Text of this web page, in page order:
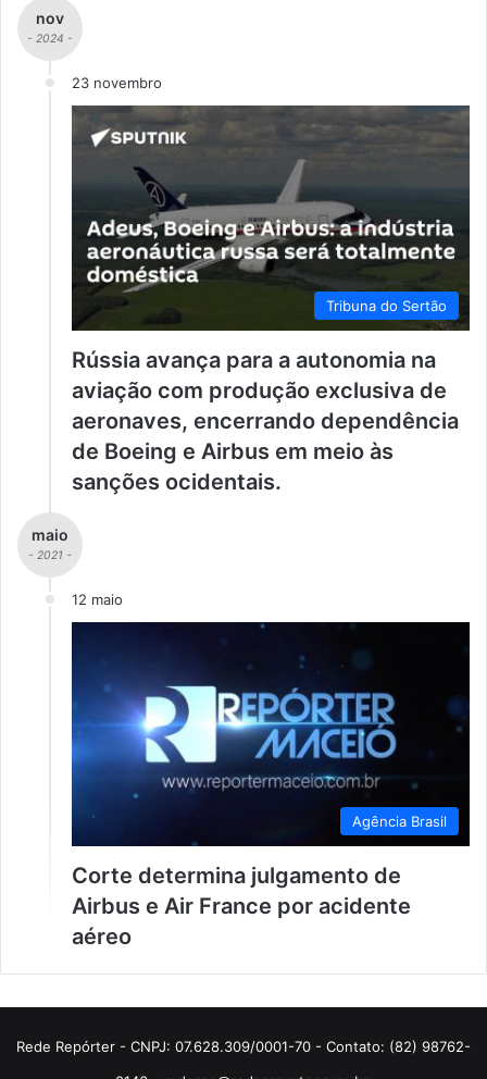
nov
- 2024 -
23 novembro
Tribuna do Sertão
Rússia avança para a autonomia na
aviação com produção exclusiva de
aeronaves, encerrando dependência
de Boeing e Airbus em meio às
sanções ocidentais.
maio
- 2021 -
12 maio
Agência Brasil
Corte determina julgamento de
Airbus e Air France por acidente
aéreo
Rede Repórter - CNPJ: 07.628.309/0001-70 - Contato: (82) 98762-